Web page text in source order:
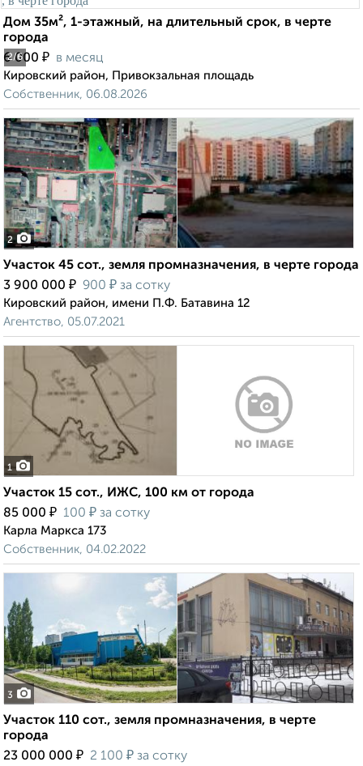
2/6
Дом 35м², 1-этажный, на длительный срок, в черте
города
6 000 ₽ в месяц
Кировский район, Привокзальная площадь
Собственник, 06.08.2026
2
Участок 45 сот., земля промназначения, в черте города
3 900 000 ₽ 900 ₽ за сотку
Кировский район, имени П.Ф. Батавина 12
Агентство, 05.07.2021
1
Участок 15 сот., ИЖС, 100 км от города
85 000 ₽ 100 ₽ за сотку
Карла Маркса 173
Собственник, 04.02.2022
3
Участок 110 сот., земля промназначения, в черте
города
23 000 000 ₽ 2 100 ₽ за сотку